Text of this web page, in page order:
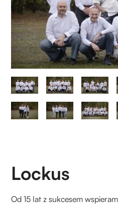
Lockus
Od 15 lat z sukcesem